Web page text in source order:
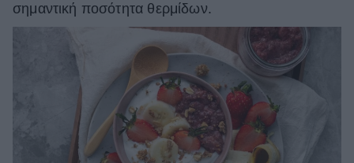
σημαντική ποσότητα θερμίδων.